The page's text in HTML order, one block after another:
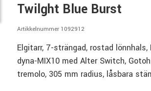
Twilght Blue Burst
Artikkelnummer 1092912
Elgitarr, 7-strängad, rostad lönnhals,
dyna-MIX10 med Alter Switch,
tremolo, 305 mm radius, låsbara